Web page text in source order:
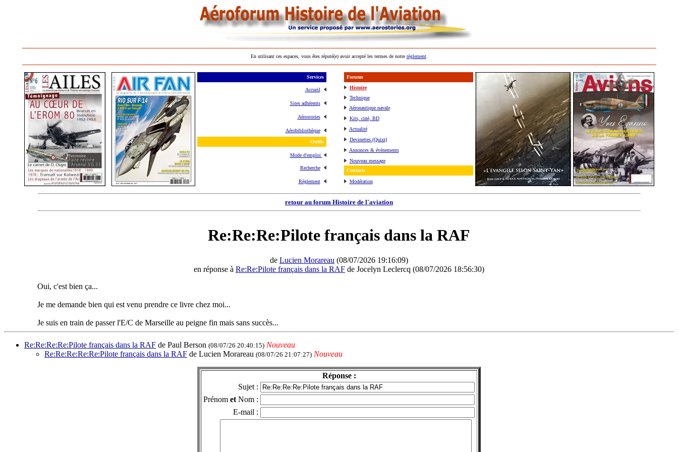
En utilisant ces espaces, vous êtes réputé(e) avoir accepté les termes de notre règlement.
Services
Accueil
Sites adhérents
Aérostories
Aérobibliothèque
Outils
Mode d'emploi
Recherche
Règlement
Forums
Histoire
Technique
Aéronautique navale
Kits, ciné, BD
Actualité
Devinettes (Quizz)
Annonces & événements
Nouveau message
Contacts
Modération
retour au forum Histoire de l'aviation
Re:Re:Re:Pilote français dans la RAF
de Lucien Morareau (08/07/2026 19:16:09)
en réponse à Re:Re:Pilote français dans la RAF de Jocelyn Leclercq (08/07/2026 18:56:30)
Oui, c'est bien ça...
Je me demande bien qui est venu prendre ce livre chez moi...
Je suis en train de passer l'E/C de Marseille au peigne fin mais sans succès...
Re:Re:Re:Re:Pilote français dans la RAF de Paul Berson (08/07/26 20:40:15) Nouveau
Re:Re:Re:Re:Re:Pilote français dans la RAF de Lucien Morareau (08/07/26 21:07:27) Nouveau
Réponse :
Sujet :
Prénom et Nom :
E-mail :